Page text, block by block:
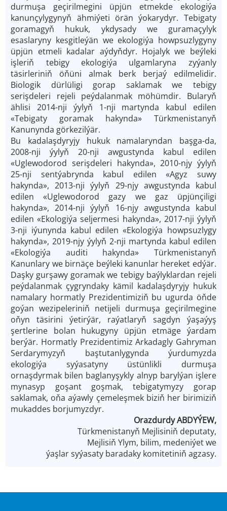
durmuşa geçirilmegini üpjün etmekde ekologiýa
kanunçylygynyň ähmiýeti örän ýokarydyr. Tebigaty
goramagyň hukuk, ykdysady we guramaçylyk
esaslaryny kesgitleýän we ekologiýa howpsuzlygyny
üpjün etmeli kadalar aýdyňdyr. Hojalyk we beýleki
işleriň tebigy ekologiýa ulgamlaryna zyýanly
täsirleriniň öňüni almak berk berjaý edilmelidir.
Biologik dürlüligi gorap saklamak we tebigy
serişdeleri rejeli peýdalanmak möhümdir. Bularyň
ählisi 2014-nji ýylyň 1-nji martynda kabul edilen
«Tebigaty goramak hakynda» Türkmenistanyň
Kanunynda görkezilýär.
Bu kadalaşdyryjy hukuk namalaryndan başga-da,
2008-nji ýylyň 20-nji awgustynda kabul edilen
«Uglewodorod serişdeleri hakynda», 2010-njy ýylyň
25-nji sentýabrynda kabul edilen «Agyz suwy
hakynda», 2013-nji ýylyň 29-njy awgustynda kabul
edilen «Uglewodorod gazy we gaz üpjünçiligi
hakynda», 2014-nji ýylyň 16-njy awgustynda kabul
edilen «Ekologiýa seljermesi hakynda», 2017-nji ýylyň
3-nji iýunynda kabul edilen «Ekologiýa howpsuzlygy
hakynda», 2019-njy ýylyň 2-nji martynda kabul edilen
«Ekologiýa auditi hakynda» Türkmenistanyň
Kanunlary we birnäçe beýleki kanunlar hereket edýär.
Daşky gurşawy goramak we tebigy baýlyklardan rejeli
peýdalanmak çygryndaky kämil kadalaşdyryjy hukuk
namalary hormatly Prezidentimiziň bu ugurda öňde
goýan wezipeleriniň netijeli durmuşa geçirilmegine
oňyn täsirini ýetirýär, raýatlaryň sagdyn ýaşaýyş
şertlerine bolan hukugyny üpjün etmäge ýardam
berýär. Hormatly Prezidentimiz Arkadagly Gahryman
Serdarymyzyň baştutanlygynda ýurdumyzda
ekologiýa syýasatyny üstünlikli durmuşa
ornaşdyrmak bilen baglanyşykly alnyp barylýan işlere
mynasyp goşant goşmak, tebigatymyzy gorap
saklamak, oňa aýawly çemeleşmek biziň her birimiziň
mukaddes borjumyzdyr.
Orazdurdy ABDYÝEW,
Türkmenistanyň Mejlisiniň deputaty,
Mejlisiň Ylym, bilim, medeniýet we
ýaşlar syýasaty baradaky komitetiniň agzasy.